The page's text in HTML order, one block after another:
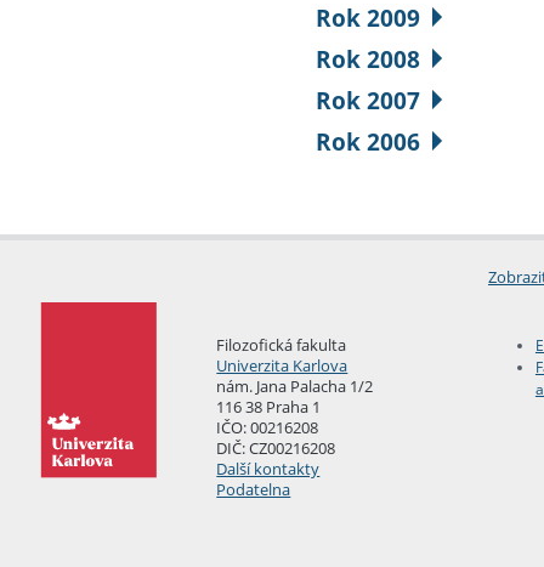
Rok 2009
Rok 2008
Rok 2007
Rok 2006
Filozofická fakulta
Univerzita Karlova
nám. Jana Palacha 1/2
116 38 Praha 1
IČO: 00216208
DIČ: CZ00216208
Další kontakty
Podatelna